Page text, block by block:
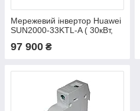
Мережевий інвертор Huawei
SUN2000-33KTL-A ( 30кВт,
97 900 ₴